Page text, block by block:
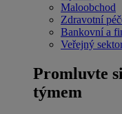
Maloobchod
Zdravotní
Bankovní a
Veřejný
Promluvte
týmem